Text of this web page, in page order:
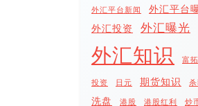
外汇平台新闻
外汇平台
外汇投资
外汇曝光
外汇知识 富
投资 日元 期货知识
洗盘
港股 港股红利 炒